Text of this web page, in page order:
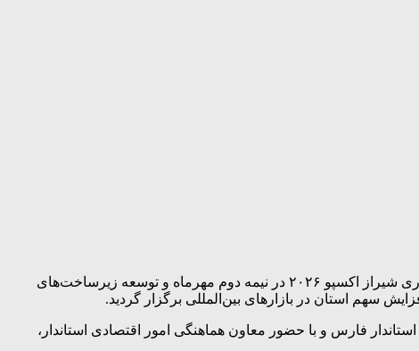
نشست کارگروه توسعه صادرات غیرنفتی فارس با محوریت شناسایی و رفع موانع صادراتی در شرایط پسا جنگ، برنامه‌ریزی برای برگزاری شیراز اکسپو ۲۰۲۶ در نیمه دوم مهرماه و توسعه زیرساخت‌های
سهم استان در بازارهای بین‌المللی برگزار گردید.
فارس و با حضور معاون هماهنگی امور اقتصادی استاندار،